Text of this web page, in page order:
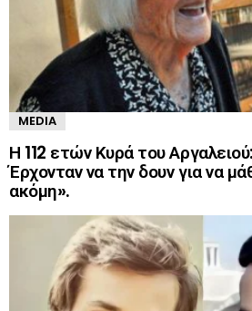
MEDIA
Η 112 ετών Κυρά του
Έρχονταν να την δουν για να
ακόμη».